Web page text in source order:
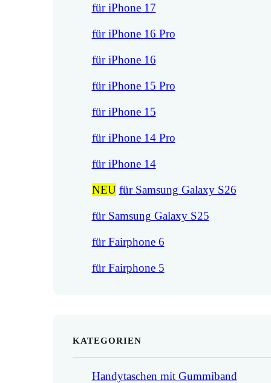
für iPhone 17
für iPhone 16 Pro
für iPhone 16
für iPhone 15 Pro
für iPhone 15
für iPhone 14 Pro
für iPhone 14
NEU für Samsung Galaxy S26
für Samsung Galaxy S25
für Fairphone 6
für Fairphone 5
KATEGORIEN
Handytaschen mit Gummiband